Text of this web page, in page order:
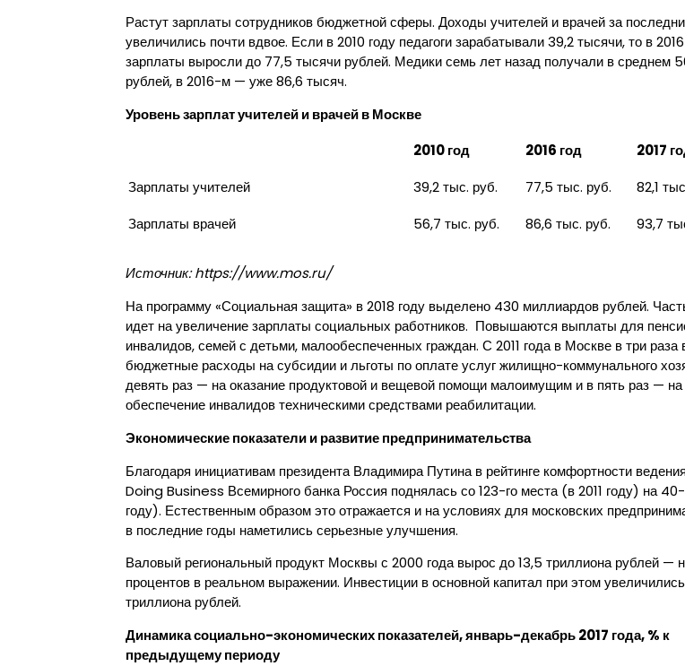
Растут зарплаты сотрудников бюджетной сферы. Доходы учителей и врачей за
увеличились почти вдвое. Если в 2010 году педагоги зарабатывали 39,2 тысячи, то в
зарплаты выросли до 77,5 тысячи рублей. Медики семь лет назад получали в среднем
рублей, в 2016-м — уже 86,6 тысяч.
Уровень зарплат учителей и врачей в Москве
2010 год
2016 год
2017
Зарплаты учителей
39,2 тыс. руб. 77,5 тыс. руб.
82,1
Зарплаты врачей
56,7 тыс. руб. 86,6 тыс. руб. 93,7
Источник: https://www.mos.ru/
На программу «Социальная защита» в 2018 году выделено 430 миллиардов рублей.
идет на увеличение зарплаты социальных работников. Повышаются выплаты для
инвалидов, семей с детьми, малообеспеченных граждан. С 2011 года в Москве в три раза
бюджетные расходы на субсидии и льготы по оплате услуг жилищно-коммунального
девять раз — на оказание продуктовой и вещевой помощи малоимущим и в пять раз — на
обеспечение инвалидов техническими средствами реабилитации.
Экономические показатели и развитие предпринимательства
Благодаря инициативам президента Владимира Путина в рейтинге комфортности
Doing Business Всемирного банка Россия поднялась со 123-го места (в 2011 году) на
году). Естественным образом это отражается и на условиях для московских
в последние годы наметились серьезные улучшения.
Валовый региональный продукт Москвы с 2000 года вырос до 13,5 триллиона рублей —
процентов в реальном выражении. Инвестиции в основной капитал при этом
триллиона рублей.
Динамика социально-экономических показателей, январь-декабрь 2017 года, % к
предыдущему периоду